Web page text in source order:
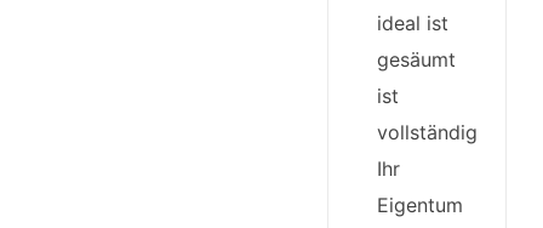
ideal ist
gesäumt
ist
vollständig
Ihr
Eigentum